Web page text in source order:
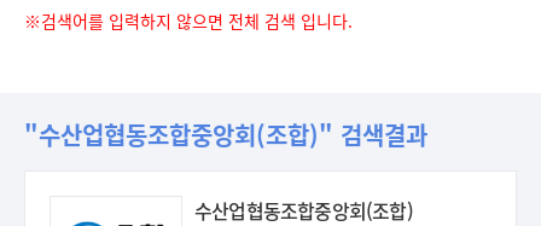
※검색어를 입력하지 않으면 전체 검색 입니다.
"수산업협동조합중앙회(조합)" 검색결과
수산업협동조합중앙회(조합)